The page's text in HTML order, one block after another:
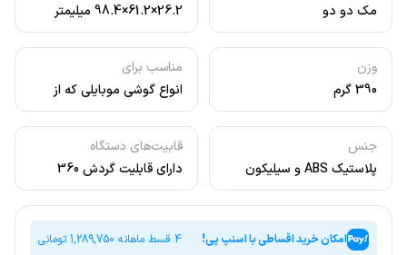
مک دو دو
26.2×61.2×98.4 میلیمتر
وزن
390 گرم
مناسب برای
انواع گوشی موبایلی که از
قابلیت شارژ وایرلس
برخوردارند.
جنس
پلاستیک ABS و سیلیکون
قابیت‌های دستگاه
دارای قابلیت گردش 360
درجه
امکان خرید اقساطی با اسنپ پی! 4 قسط ماهانه 1,289,750 تومانی